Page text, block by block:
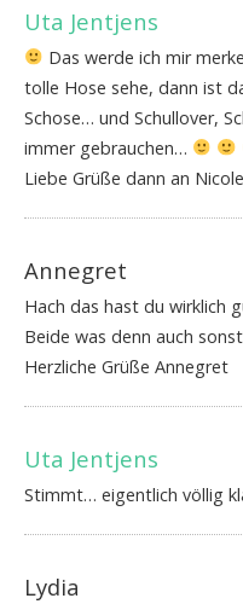
Uta Jentjens
Das werde ich mir
tolle Hose sehe, dann ist
Schose… und Schullover,
immer gebrauchen…
Liebe Grüße dann an
Annegret
Hach das hast du wirklich
Beide was denn auch
Herzliche Grüße Annegret
Uta Jentjens
Stimmt… eigentlich völlig
Lydia